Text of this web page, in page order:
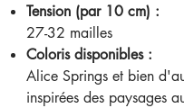
Tension (par 10 cm) :
27-32 mailles
Coloris disponibles :
Alice Springs et bien
inspirées des paysages